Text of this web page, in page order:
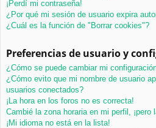
¡Perdí mi contraseña!
¿Por qué mi sesión de usuario expira
¿Cuál es la función de "Borrar cookies"?
Preferencias de usuario y
¿Cómo se puede cambiar mi
¿Cómo evito que mi nombre de usuario
usuarios conectados?
¡La hora en los foros no es correcta!
Cambié la zona horaria en mi perfil,
¡Mi idioma no está en la lista!